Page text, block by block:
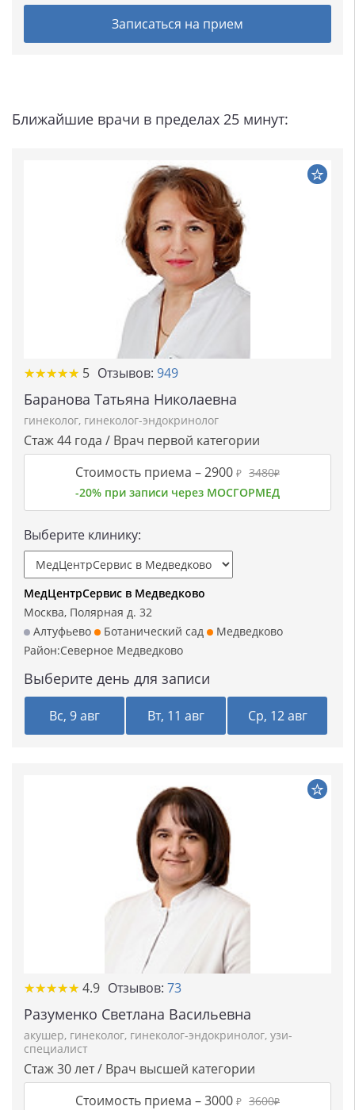
Записаться на прием
Ближайшие врачи в пределах 25 минут:
★★★★★
★★★★★ 5 Отзывов: 949
Баранова Татьяна Николаевна
гинеколог, гинеколог-эндокринолог
Стаж 44 года / Врач первой категории
Стоимость приема –2900 ₽ 3480₽
-20% при записи через МОСГОРМЕД
Выберите клинику:
МедЦентрСервис в Медведково
Москва, Полярная д. 32
Алтуфьево
Ботанический сад
Медведково
Район:Северное Медведково
Выберите день для записи
Вс, 9 авг Вт, 11 авг Ср, 12 авг
★★★★★
★★★★★ 4.9 Отзывов: 73
Разуменко Светлана Васильевна
акушер, гинеколог, гинеколог-эндокринолог, узи-
специалист
Стаж 30 лет / Врач высшей категории
Стоимость приема –3000 ₽ 3600₽